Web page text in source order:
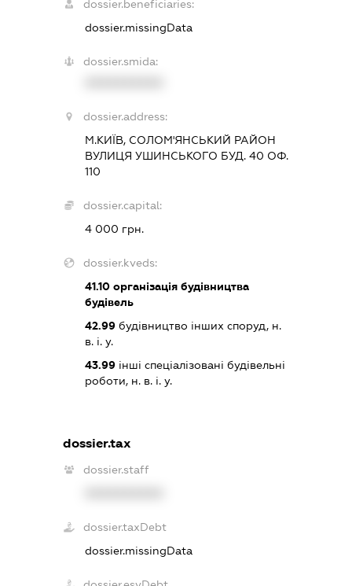
dossier.beneficiaries:
dossier.missingData
dossier.smida:
dossier.address:
М.КИЇВ, СОЛОМ'ЯНСЬКИЙ РАЙОН
ВУЛИЦЯ УШИНСЬКОГО БУД. 40 ОФ.
110
dossier.capital:
4 000 грн.
dossier.kveds:
41.10організація будівництва
будівель
42.99будівництво інших споруд, н.
в. і. у.
43.99інші спеціалізовані будівельні
роботи, н. в. і. у.
dossier.tax
dossier.staff
dossier.taxDebt
dossier.missingData